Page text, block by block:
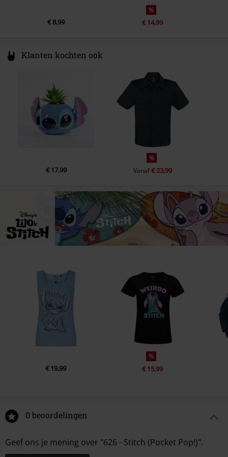
€ 8,99
%
€ 14,99
Klanten kochten ook
€ 17,99
%
Vanaf€ 23,99
€ 19,99
%
€ 15,99
0 beoordelingen
Geef ons je mening over "626 - Stitch (Pocket Pop!)".